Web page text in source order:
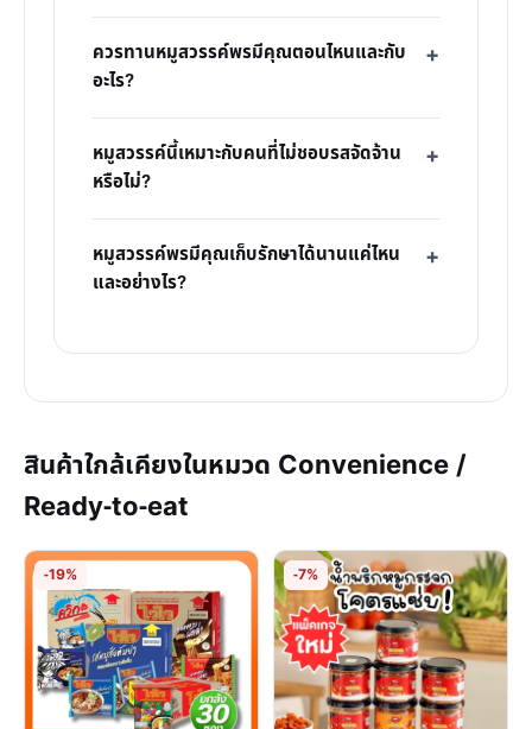
ควรทานหมูสวรรค์พรมีคุณตอนไหนและกับ
อะไร?
หมูสวรรค์นี้เหมาะกับคนที่ไม่ชอบรสจัดจ้าน
หรือไม่?
หมูสวรรค์พรมีคุณเก็บรักษาได้นานแค่ไหน
และอย่างไร?
สินค้าใกล้เคียงในหมวด Convenience /
Ready-to-eat
-19% -7%